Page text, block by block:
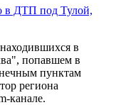
в
попавшем в
пунктам
региона
канале.